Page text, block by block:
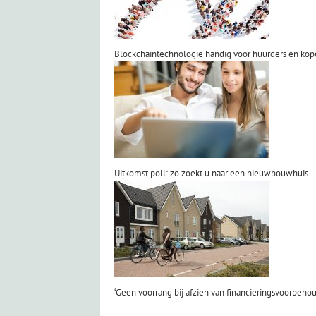
Blockchaintechnologie handig voor huurders en
Uitkomst poll: zo zoekt u naar een nieuwbouwhuis
‘Geen voorrang bij afzien van